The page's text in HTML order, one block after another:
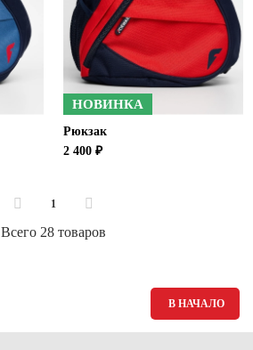
НОВИНКА
Рюкзак
2 400 ₽
1
Всего 28 товаров
В НАЧАЛО